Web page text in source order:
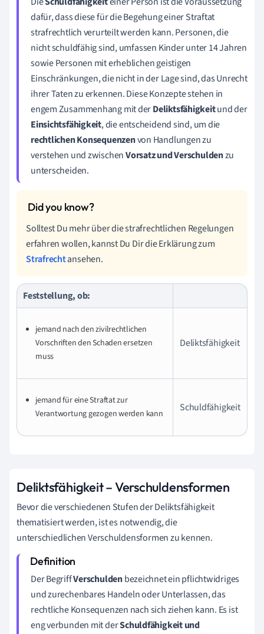
dafür, dass diese für die Begehung einer Straftat
strafrechtlich verurteilt werden kann. Personen, die
nicht schuldfähig sind, umfassen Kinder unter 14 Jahren
sowie Personen mit erheblichen geistigen
Einschränkungen, die nicht in der Lage sind, das Unrecht
ihrer Taten zu erkennen. Diese Konzepte stehen in
engem Zusammenhang mit derDeliktsfähigkeitund der
Einsichtsfähigkeit, die entscheidend sind, um die
rechtlichen Konsequenzenvon Handlungen zu
verstehen und zwischenVorsatz und Verschuldenzu
unterscheiden.
Solltest Du mehr über die strafrechtlichen Regelungen
erfahren wollen, kannst Du Dir die Erklärung zum
Strafrechtansehen.
Feststellung, ob:
jemand nach den zivilrechtlichen
Vorschriften den Schaden ersetzen
muss
Deliktsfähigkeit
jemand für eine Straftat zur
Verantwortung gezogen werden kann
Schuldfähigkeit
Deliktsfähigkeit – Verschuldensformen
Bevor die verschiedenen Stufen der Deliktsfähigkeit
thematisiert werden, ist es notwendig, die
unterschiedlichen Verschuldensformen zu kennen.
Der BegriffVerschuldenbezeichnet ein pflichtwidriges
und zurechenbares Handeln oder Unterlassen, das
rechtliche Konsequenzen nach sich ziehen kann. Es ist
eng verbunden mit derSchuldfähigkeit und